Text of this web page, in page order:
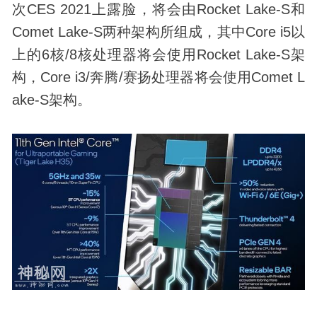
次CES 2021上露脸，将会由Rocket Lake-S和
Comet Lake-S两种架构所组成，其中Core i5以
上的6核/8核处理器将会使用Rocket Lake-S架
构，Core i3/奔腾/赛扬处理器将会使用Comet L
ake-S架构。